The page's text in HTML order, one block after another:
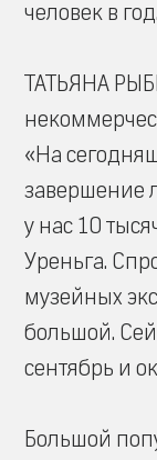
человек в год.
ТАТЬЯНА
«На
завершение
у нас 10
Уреньга.
музейных
большой.
сентябрь и
Большой